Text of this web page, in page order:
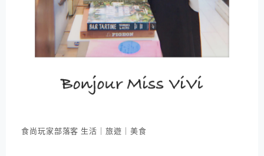
食尚玩家部落客 生活｜旅遊｜美食